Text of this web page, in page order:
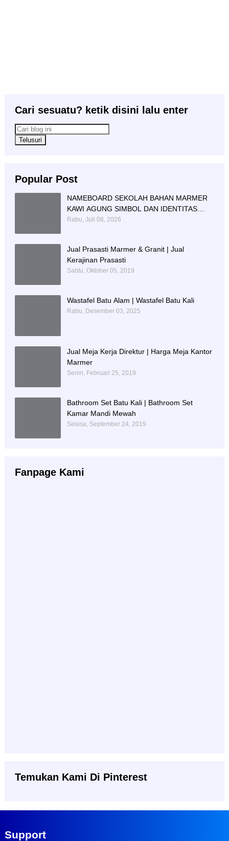
Cari sesuatu? ketik disini lalu enter
Popular Post
NAMEBOARD SEKOLAH BAHAN MARMER
KAWI AGUNG SIMBOL DAN IDENTITAS
PENDIDIKAN
Rabu, Juli 08, 2026
Jual Prasasti Marmer & Granit | Jual
Kerajinan Prasasti
Sabtu, Oktober 05, 2019
Wastafel Batu Alam | Wastafel Batu Kali
Rabu, Desember 03, 2025
Jual Meja Kerja Direktur | Harga Meja Kantor
Marmer
Senin, Februari 25, 2019
Bathroom Set Batu Kali | Bathroom Set
Kamar Mandi Mewah
Selasa, September 24, 2019
Fanpage Kami
Temukan Kami Di Pinterest
Support